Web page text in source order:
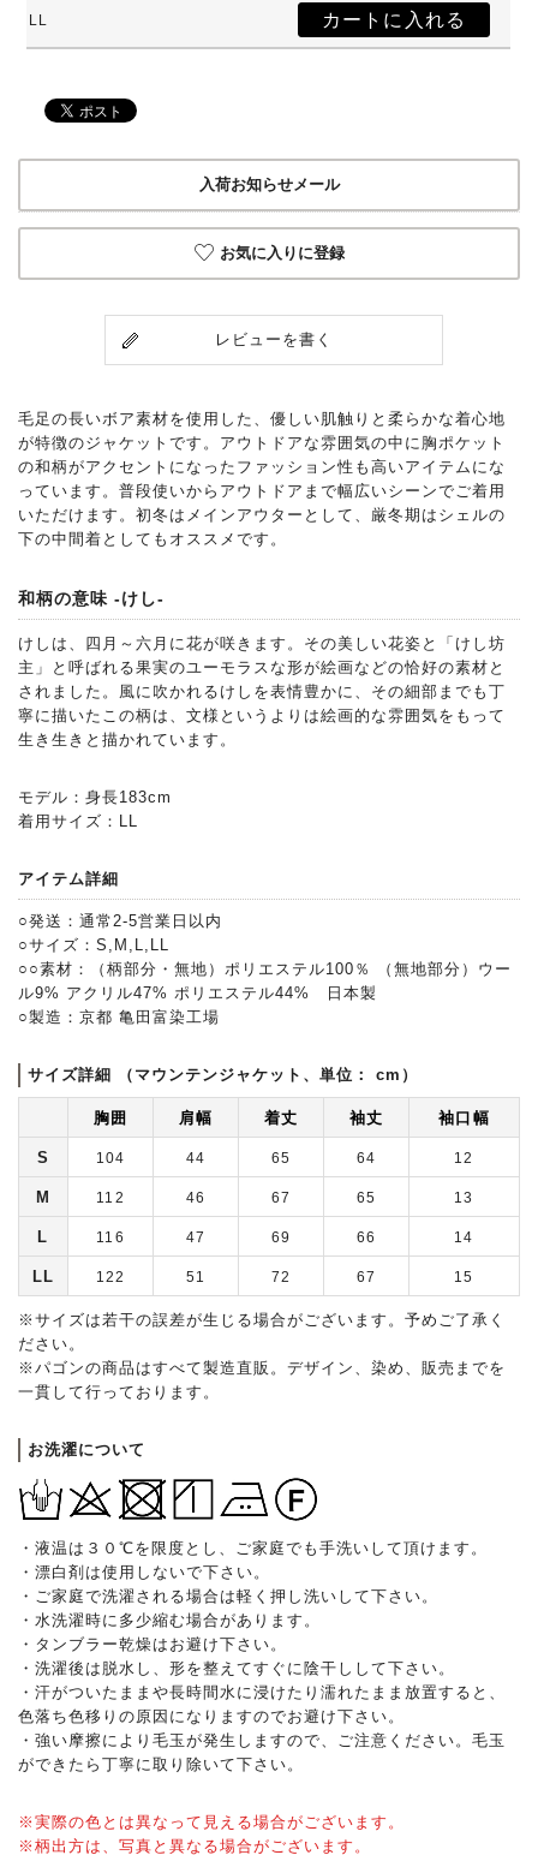
LL
入荷お知らせメール
お気に入りに登録
レビューを書く
毛足の長いボア素材を使用した、優しい肌触りと柔らかな着心地
が特徴のジャケットです。アウトドアな雰囲気の中に胸ポケット
の和柄がアクセントになったファッション性も高いアイテムにな
っています。普段使いからアウトドアまで幅広いシーンでご着用
いただけます。初冬はメインアウターとして、厳冬期はシェルの
下の中間着としてもオススメです。
和柄の意味 -けし-
けしは、四月～六月に花が咲きます。その美しい花姿と「けし坊
主」と呼ばれる果実のユーモラスな形が絵画などの恰好の素材と
されました。風に吹かれるけしを表情豊かに、その細部までも丁
寧に描いたこの柄は、文様というよりは絵画的な雰囲気をもって
生き生きと描かれています。
モデル：身長183cm
着用サイズ：LL
アイテム詳細
○発送：通常2-5営業日以内
○サイズ：S,M,L,LL
○○素材：（柄部分・無地）ポリエステル100％ （無地部分）ウー
ル9% アクリル47% ポリエステル44% 日本製
○製造：京都 亀田富染工場
サイズ詳細 （マウンテンジャケット、単位： cm）
胸囲 肩幅 着丈 袖丈 袖口幅
S 104 44 65 64 12
M 112 46 67 65 13
L 116 47 69 66 14
LL 122 51 72 67 15
※サイズは若干の誤差が生じる場合がございます。予めご了承く
ださい。
※パゴンの商品はすべて製造直販。デザイン、染め、販売までを
一貫して行っております。
お洗濯について
・液温は３０℃を限度とし、ご家庭でも手洗いして頂けます。
・漂白剤は使用しないで下さい。
・ご家庭で洗濯される場合は軽く押し洗いして下さい。
・水洗濯時に多少縮む場合があります。
・タンブラー乾燥はお避け下さい。
・洗濯後は脱水し、形を整えてすぐに陰干しして下さい。
・汗がついたままや長時間水に浸けたり濡れたまま放置すると、
色落ち色移りの原因になりますのでお避け下さい。
・強い摩擦により毛玉が発生しますので、ご注意ください。毛玉
ができたら丁寧に取り除いて下さい。
※実際の色とは異なって見える場合がございます。
※柄出方は、写真と異なる場合がございます。